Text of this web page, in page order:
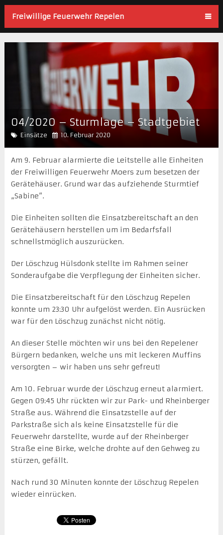
Freiwillige Feuerwehr Repelen
04/2020 – Sturmlage – Stadtgebiet
Einsätze 10. Februar 2020
Am 9. Februar alarmierte die Leitstelle alle Einheiten
der Freiwilligen Feuerwehr Moers zum besetzen der
Gerätehäuser. Grund war das aufziehende Sturmtief
„Sabine“.
Die Einheiten sollten die Einsatzbereitschaft an den
Gerätehäusern herstellen um im Bedarfsfall
schnellstmöglich auszurücken.
Der Löschzug Hülsdonk stellte im Rahmen seiner
Sonderaufgabe die Verpflegung der Einheiten sicher.
Die Einsatzbereitschaft für den Löschzug Repelen
konnte um 23:30 Uhr aufgelöst werden. Ein Ausrücken
war für den Löschzug zunächst nicht nötig.
An dieser Stelle möchten wir uns bei den Repelener
Bürgern bedanken, welche uns mit leckeren Muffins
versorgten – wir haben uns sehr gefreut!
Am 10. Februar wurde der Löschzug erneut alarmiert.
Gegen 09:45 Uhr rückten wir zur Park- und Rheinberger
Straße aus. Während die Einsatzstelle auf der
Parkstraße sich als keine Einsatzstelle für die
Feuerwehr darstellte, wurde auf der Rheinberger
Straße eine Birke, welche drohte auf den Gehweg zu
stürzen, gefällt.
Nach rund 30 Minuten konnte der Löschzug Repelen
wieder einrücken.